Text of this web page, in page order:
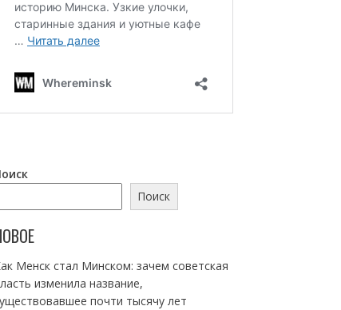
Поиск
Менск стал Минском: зачем советская
изменила название,
почти тысячу лет